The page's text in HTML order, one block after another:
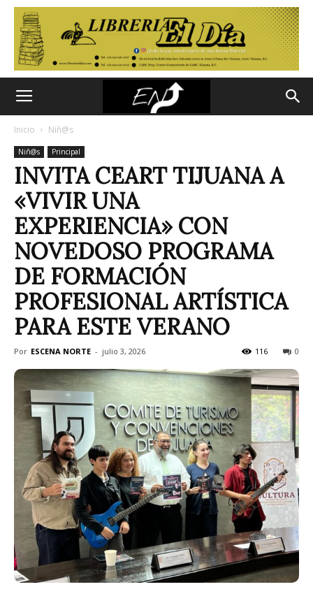
Inicio Niñ@s
Niñ@s Principal
INVITA CEART TIJUANA A
«VIVIR UNA
EXPERIENCIA» CON
NOVEDOSO PROGRAMA
DE FORMACIÓN
PROFESIONAL ARTÍSTICA
PARA ESTE VERANO
Por ESCENA NORTE - julio 3, 2026 0
116